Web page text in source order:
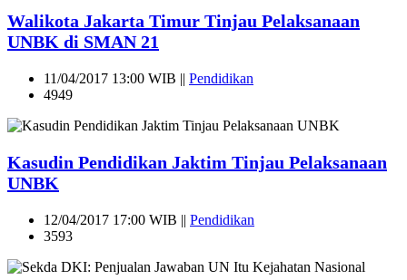
Walikota Jakarta Timur Tinjau Pelaksanaan
UNBK di SMAN 21
11/04/2017 13:00 WIB || Pendidikan
4949
Kasudin Pendidikan Jaktim Tinjau Pelaksanaan
UNBK
12/04/2017 17:00 WIB || Pendidikan
3593